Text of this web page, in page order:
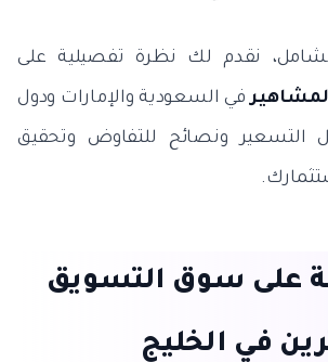
نقدم لك نظرة تفصيلية على
في السعودية والإمارات ودول
التسعير ونصائح للتفاوض وتحقيق
على سوق التسويق
في الخليج